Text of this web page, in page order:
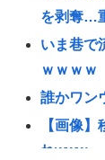
を剥奪…
いま巷で
ｗｗｗｗ
誰かワン
【画像
れwww